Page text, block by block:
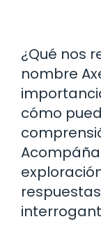
¿Qué nos
nombre
cómo